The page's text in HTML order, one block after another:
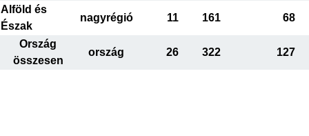
Alföld és
Észak
nagyrégió 11 161 68
Ország
összesen
ország 26 322 127